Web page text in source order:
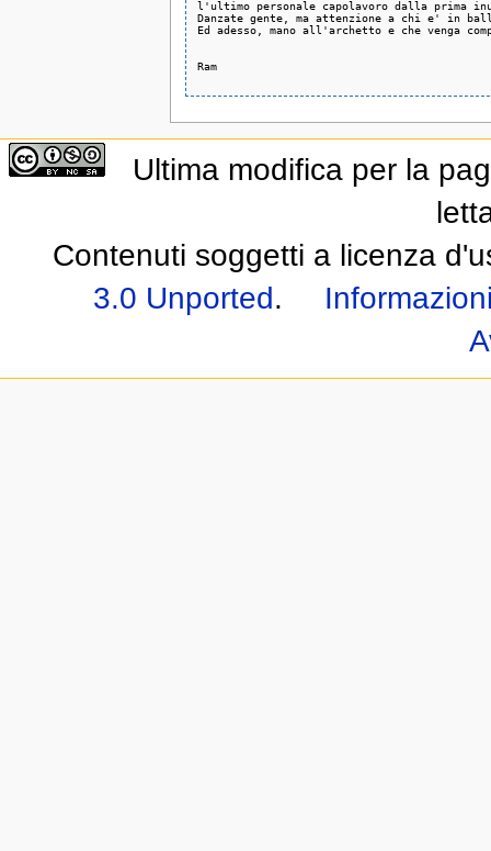
l'ultimo personale capolavoro dalla prima
Danzate gente, ma attenzione a chi e' in
Ed adesso, mano all'archetto e che venga
Ram
Ultima modifica per la
Contenuti soggetti a licenza
3.0 Unported.